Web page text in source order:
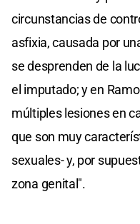
circunstancias de
asfixia, causada por
se desprenden de la
el imputado; y en
múltiples lesiones en
que son muy
sexuales- y, por
zona genital".